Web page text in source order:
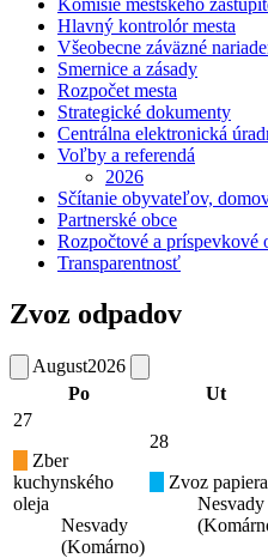
Komisie mestského
Hlavný kontrolór mesta
Všeobecne záväzné
Smernice a zásady
Rozpočet mesta
Strategické dokumenty
Centrálna elektronická
Voľby a referendá
2026
Sčítanie obyvateľov,
Partnerské obce
Rozpočtové a príspevkové
Transparentnosť
Zvoz odpadov
August2026
Po
Ut
27
Zber
kuchynského
oleja
Nesvady
(Komárno)
28
Zvoz papiera
Nesvady